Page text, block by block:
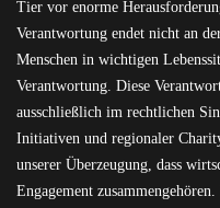
Tier vor enorme
Verantwortung endet nicht an
Menschen in wichtigen
Verantwortung. Diese
ausschließlich im rechtlichen
Initiativen und regionaler
unserer Überzeugung, dass
Engagement